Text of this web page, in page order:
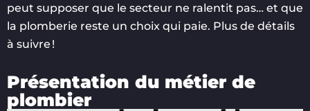
peut supposer que le secteur ne ralentit pas… et que
la plomberie reste un choix qui paie. Plus de détails
à suivre !
Présentation du métier de
plombier